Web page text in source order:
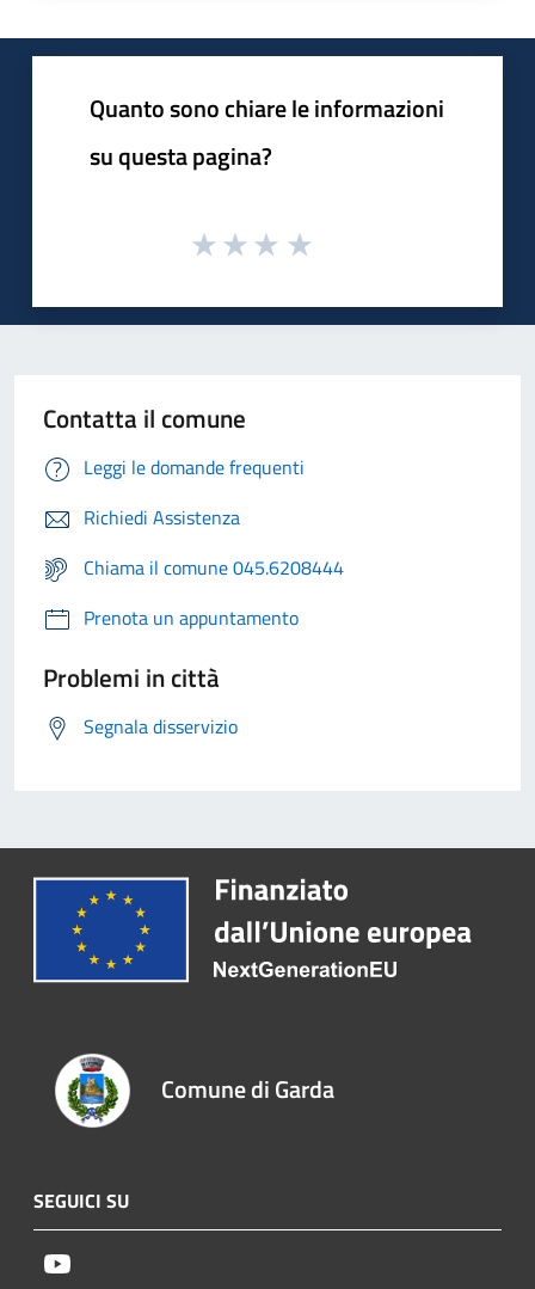
Quanto sono chiare le informazioni
su questa pagina?
Contatta il comune
Leggi le domande frequenti
Richiedi Assistenza
Chiama il comune 045.6208444
Prenota un appuntamento
Problemi in città
Segnala disservizio
Comune di Garda
SEGUICI SU